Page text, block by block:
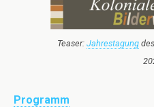
Teaser: Jahrestagung
Programm